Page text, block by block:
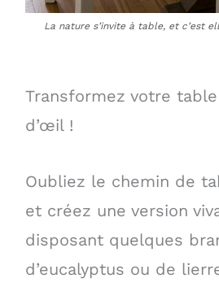
La nature s’invite à table, et c’est
Transformez votre
d’œil !
Oubliez le chemin de
et créez une version
disposant quelques
d’eucalyptus ou de